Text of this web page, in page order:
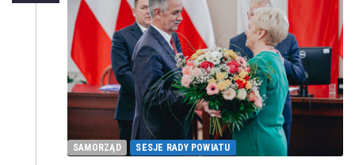
SAMORZĄD SESJE RADY POWIATU